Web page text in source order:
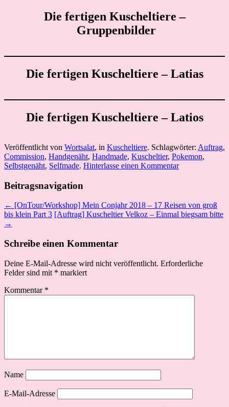
Die fertigen Kuscheltiere –
Gruppenbilder
Die fertigen Kuscheltiere – Latias
Die fertigen Kuscheltiere – Latios
Veröffentlicht von Wortsalat, in Kuscheltiere. Schlagwörter: Auftrag,
Commission, Handgenäht, Handmade, Kuscheltier, Pokemon,
Selbstgenäht, Selfmade. Hinterlasse einen Kommentar
Beitragsnavigation
← [OnTour/Workshop] Mein Conjahr 2018 – 17 Reisen von groß
bis klein Part 3 [Auftrag] Kuscheltier Velkoz – Einmal biegsam bitte
→
Schreibe einen Kommentar
Deine E-Mail-Adresse wird nicht veröffentlicht. Erforderliche
Felder sind mit * markiert
Kommentar *
Name
E-Mail-Adresse